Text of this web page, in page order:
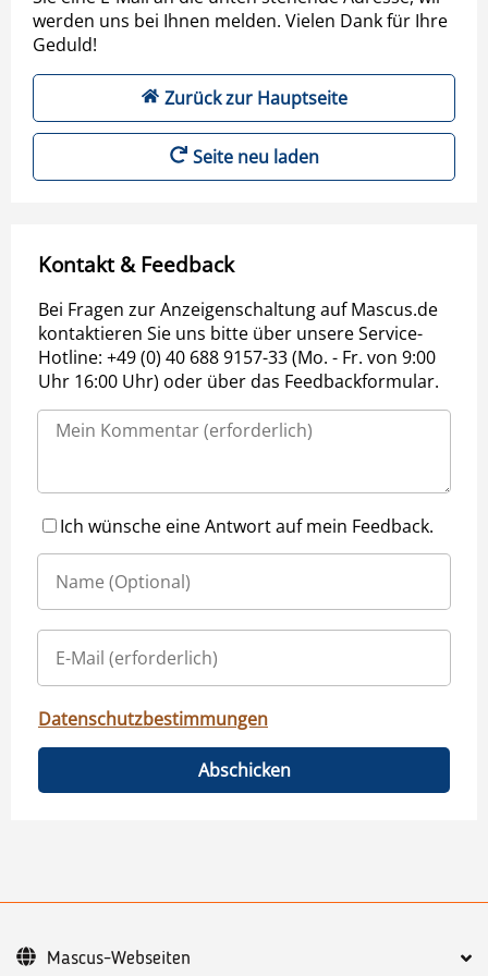
werden uns bei Ihnen melden. Vielen Dank für Ihre
Geduld!
Zurück zur Hauptseite
Seite neu laden
Kontakt & Feedback
Bei Fragen zur Anzeigenschaltung auf Mascus.de
kontaktieren Sie uns bitte über unsere Service-
Hotline: +49 (0) 40 688 9157-33 (Mo. - Fr. von 9:00
Uhr 16:00 Uhr) oder über das Feedbackformular.
Ich wünsche eine Antwort auf mein Feedback.
Datenschutzbestimmungen
Abschicken
Mascus-Webseiten